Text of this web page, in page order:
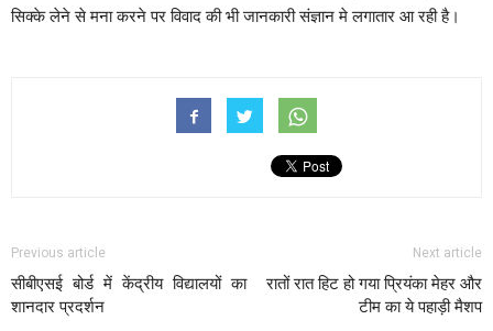
सिक्के लेने से मना करने पर विवाद की भी जानकारी संज्ञान मे लगातार आ रही है।
Previous article
सीबीएसई बोर्ड में केंद्रीय विद्यालयों का
शानदार प्रदर्शन
Next article
रातों रात हिट हो गया प्रियंका मेहर और
टीम का ये पहाड़ी मैशप